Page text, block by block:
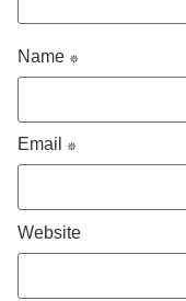
Name *
Email *
Website